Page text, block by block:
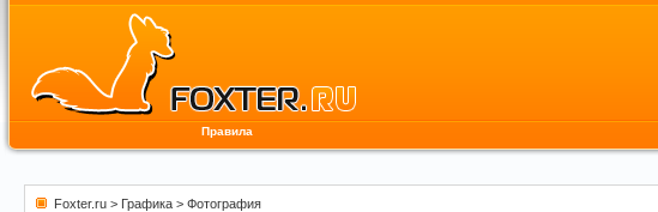
Правила
Foxter.ru > Графика > Фотография